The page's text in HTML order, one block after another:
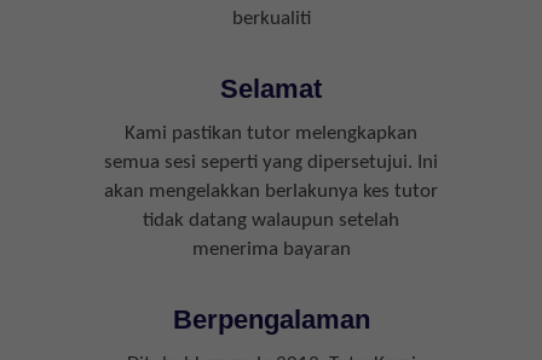
berkualiti
Selamat
Kami pastikan tutor melengkapkan
semua sesi seperti yang dipersetujui. Ini
akan mengelakkan berlakunya kes tutor
tidak datang walaupun setelah
menerima bayaran
Berpengalaman